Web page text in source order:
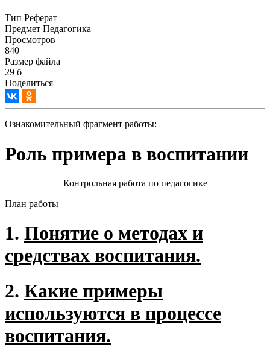
Тип Реферат
Предмет Педагогика
Просмотров
840
Размер файла
29 б
Поделиться
Ознакомительный фрагмент работы:
Роль примера в воспитании
Контрольная работа по педагогике
План работы
1. Понятие о методах и
средствах воспитания.
2. Какие примеры
используются в процессе
воспитания.